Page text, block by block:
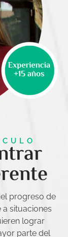
progreso de
situaciones
lograr
parte del